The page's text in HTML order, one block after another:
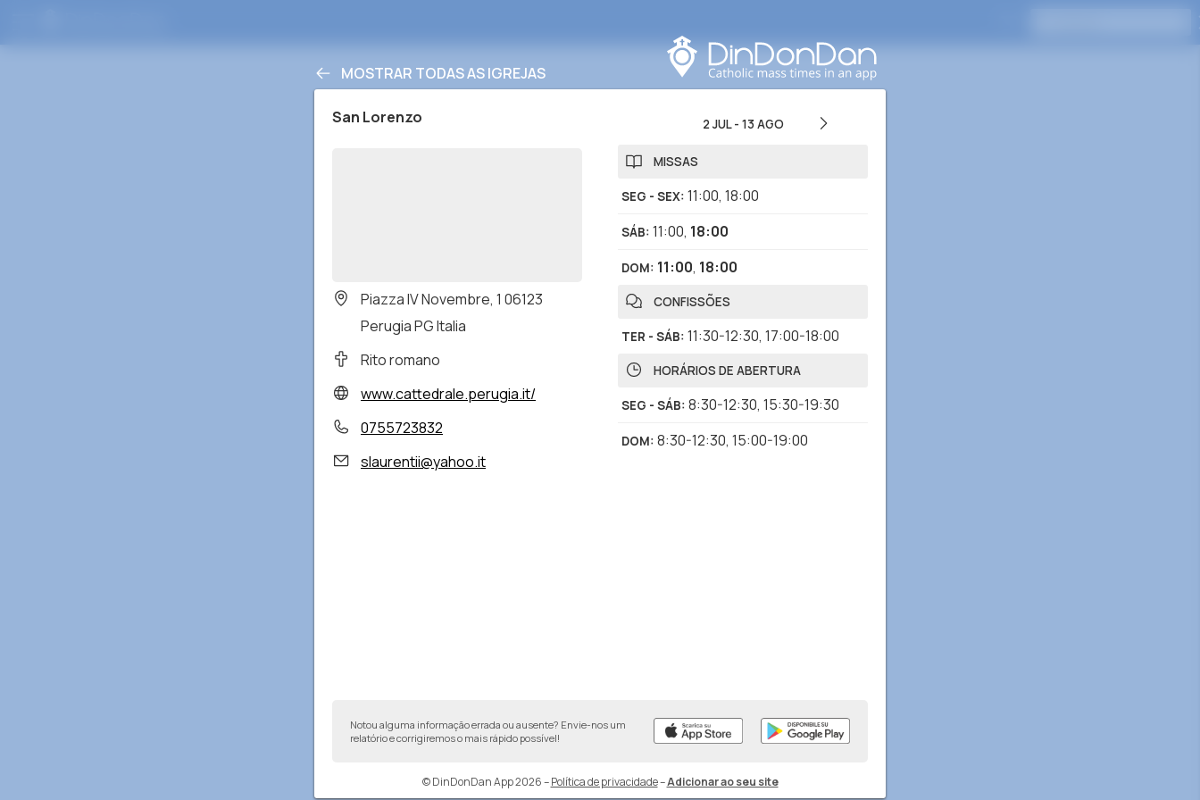
MOSTRAR TODAS AS IGREJAS
San Lorenzo
Piazza IV Novembre, 1 06123
Perugia PG Italia
Rito romano
www.cattedrale.perugia.it/
0755723832
slaurentii@yahoo.it
2 JUL- 13 AGO
MISSAS
SEG - SEX: 11:00, 18:00
SÁB: 11:00, 18:00
DOM: 11:00, 18:00
CONFISSÕES
TER - SÁB: 11:30-12:30, 17:00-18:00
HORÁRIOS DE ABERTURA
SEG - SÁB: 8:30-12:30, 15:30-19:30
DOM: 8:30-12:30, 15:00-19:00
Notou alguma informação errada ou ausente? Envie-nos um
relatório e corrigiremos o mais rápido possível!
© DinDonDan App 2026– Política de privacidade–Adicionar ao seu site